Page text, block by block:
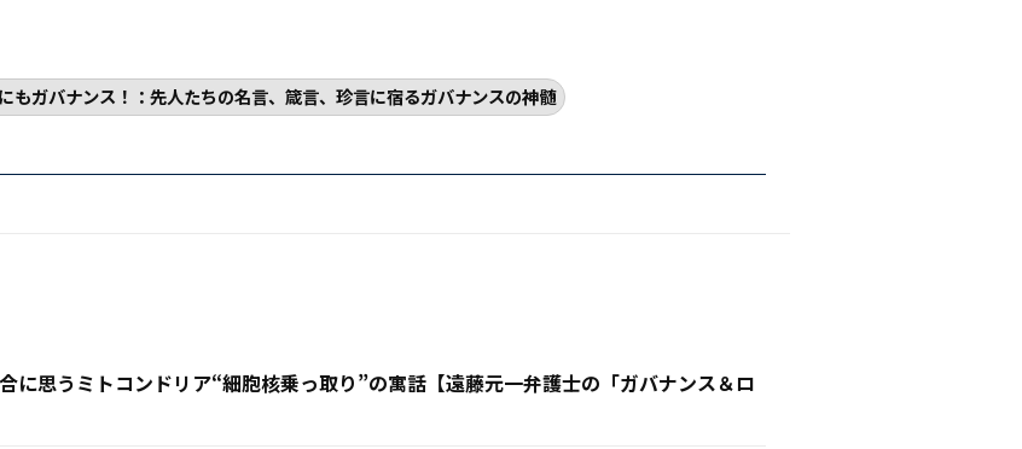
もガバナンス！：先人たちの名言、箴言、珍言に宿るガバナンスの神髄
に思うミトコンドリア“細胞核乗っ取り”の寓話【遠藤元一弁護士の「ガバナンス＆ロ